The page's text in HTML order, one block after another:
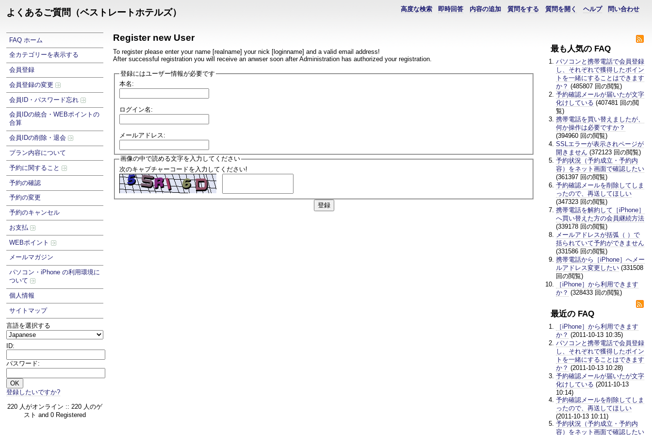
よくあるご質問（ベストレートホテルズ） 問い合わせ
ヘルプ
質問を開く
質問をする
内容の追加
即時回答
高度な検索
FAQ ホーム
全カテゴリーを表示する
会員登録
会員登録の変更
会員ID・パスワード忘れ
会員IDの統合・WEBポイントの
合算
会員IDの削除・退会
プラン内容について
予約に関すること
予約の確認
予約の変更
予約のキャンセル
お支払
WEBポイント
メールマガジン
パソコン・iPhone の利用環境に
ついて
個人情報
サイトマップ
言語を選択する
ID:
パスワード:
登録したいですか?
220 人がオンライン :: 220 人のゲ
スト and 0 Registered
最も人気の FAQ
パソコンと携帯電話で会員登録
し、それぞれで獲得したポイン
トを一緒にすることはできます
か？ (485807 回の閲覧)
予約確認メールが届いたが文字
化けしている (407481 回の閲
覧)
携帯電話を買い替えましたが、
何か操作は必要ですか？
(394960 回の閲覧)
SSLエラーが表示されページが
開きません (372123 回の閲覧)
予約状況（予約成立・予約内
容）をネット画面で確認したい
(361397 回の閲覧)
予約確認メールを削除してしま
ったので、再送してほしい
(347323 回の閲覧)
携帯電話を解約して［iPhone］
へ買い替えた方の会員継続方法
(339178 回の閲覧)
メールアドレスが括弧（ ）で
括られていて予約ができません
(331586 回の閲覧)
携帯電話から［iPhone］へメー
ルアドレス変更したい (331508
回の閲覧)
［iPhone］から利用できます
か？ (328433 回の閲覧)
最近の FAQ
［iPhone］から利用できます
か？ (2011-10-13 10:35)
パソコンと携帯電話で会員登録
し、それぞれで獲得したポイン
トを一緒にすることはできます
か？ (2011-10-13 10:28)
予約確認メールが届いたが文字
化けしている (2011-10-13
10:14)
予約確認メールを削除してしま
ったので、再送してほしい
(2011-10-13 10:11)
予約状況（予約成立・予約内
容）をネット画面で確認したい
Register new User
To register please enter your name [realname] your nick [loginname] and a valid email address!
After successful registration you will receive an anwser soon after Administration has authorized your registration.
登録にはユーザー情報が必要です
本名:
ログイン名:
メールアドレス:
画像の中で読める文字を入力してください
次のキャプチャーコードを入力してください!